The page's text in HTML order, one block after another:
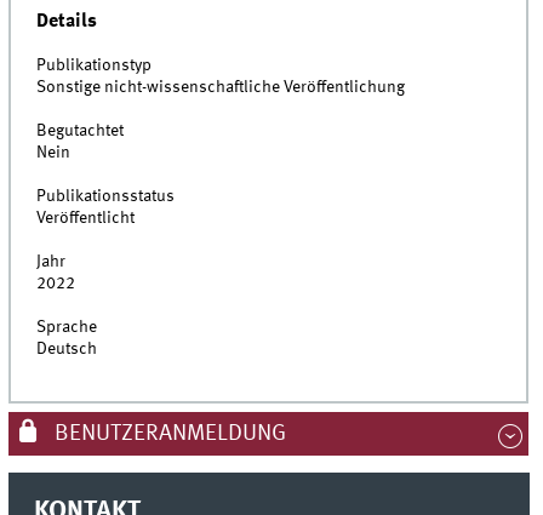
Details
Publikationstyp
Sonstige nicht-wissenschaftliche Veröffentlichung
Begutachtet
Nein
Publikationsstatus
Veröffentlicht
Jahr
2022
Sprache
Deutsch
BENUTZERANMELDUNG